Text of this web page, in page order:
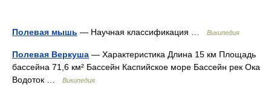
Полевая мышь — Научная классификация … Википедия
Полевая Веркуша — Характеристика Длина 15 км Площадь
бассейна 71,6 км² Бассейн Каспийское море Бассейн рек Ока
Водоток …
Википедия